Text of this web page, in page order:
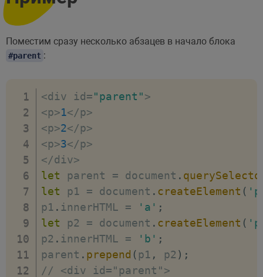
Поместим сразу несколько абзацев в начало блока
#parent :
<div id="parent">
<p>1</p>
<p>2</p>
<p>3</p>
</div>
let parent = document .
let p1 = document . createElement (
p1 . innerHTML = 'a' ;
let p2 = document . createElement (
p2 . innerHTML = 'b' ;
parent . prepend ( p1 , p2 ) ;
// <div id="parent">